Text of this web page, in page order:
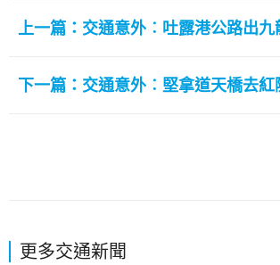
上一篇：交通意外︰吐露港公路出
下一篇：交通意外︰堅拿道天橋去
更多交通新聞